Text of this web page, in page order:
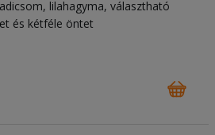
lilahagyma, választható
és kétféle öntet